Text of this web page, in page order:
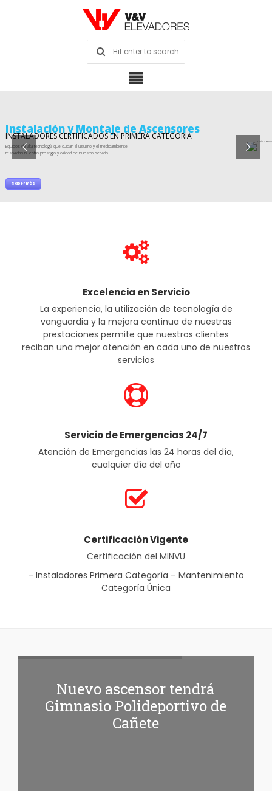
Instalación y Montaje de Ascensores
INSTALADORES CERTIFICADOS EN PRIMERA CATEGORIA
Equipos de alta tecnología que cuidan al usuario y el medioambiente
respaldan nuestro prestigio y calidad de nuestro servicio
Saber más
Excelencia en Servicio
La experiencia, la utilización de tecnología de
vanguardia y la mejora continua de nuestras
prestaciones permite que nuestros clientes
reciban una mejor atención en cada uno de nuestros
servicios
Servicio de Emergencias 24/7
Atención de Emergencias las 24 horas del día,
cualquier día del año
Certificación Vigente
Certificación del MINVU
– Instaladores Primera Categoría – Mantenimiento
Categoría Única
Nuevo ascensor tendrá
Gimnasio Polideportivo de
Cañete